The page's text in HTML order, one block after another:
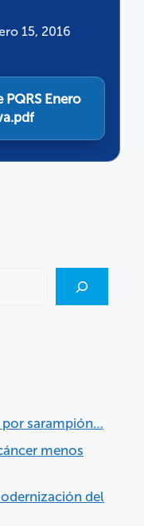
15, 2016
Enero
sarampión…
menos
del